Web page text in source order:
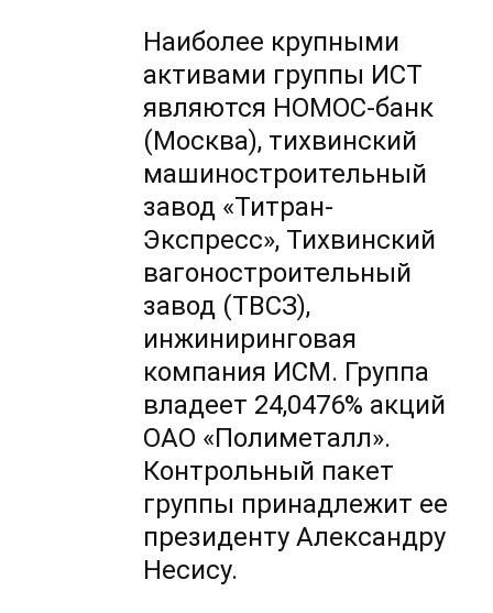
Наиболее крупными
активами группы ИСТ
являются НОМОС-банк
(Москва), тихвинский
машиностроительный
завод «Титран-
Экспресс», Тихвинский
вагоностроительный
завод (ТВСЗ),
инжиниринговая
компания ИСМ. Группа
владеет 24,0476% акций
ОАО «Полиметалл».
Контрольный пакет
группы принадлежит ее
президенту Александру
Несису.